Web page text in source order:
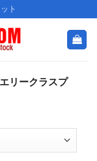
ト
リークラスプ